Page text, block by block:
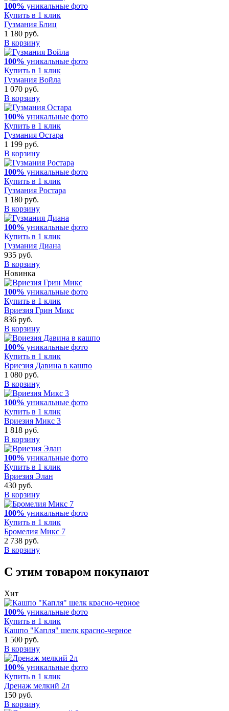
100% уникальные фото
Купить в 1 клик
Гузмания Блиц
1 180 руб.
В корзину
100% уникальные фото
Купить в 1 клик
Гузмания Войла
1 070 руб.
В корзину
100% уникальные фото
Купить в 1 клик
Гузмания Остара
1 199 руб.
В корзину
100% уникальные фото
Купить в 1 клик
Гузмания Ростара
1 180 руб.
В корзину
100% уникальные фото
Купить в 1 клик
Гузмания Диана
935 руб.
В корзину
Новинка
100% уникальные фото
Купить в 1 клик
Вриезия Грин Микс
836 руб.
В корзину
100% уникальные фото
Купить в 1 клик
Вриезия Давина в кашпо
1 080 руб.
В корзину
100% уникальные фото
Купить в 1 клик
Вриезия Микс 3
1 818 руб.
В корзину
100% уникальные фото
Купить в 1 клик
Вриезия Элан
430 руб.
В корзину
100% уникальные фото
Купить в 1 клик
Бромелия Микс 7
2 738 руб.
В корзину
С этим товаром покупают
Хит
100% уникальные фото
Купить в 1 клик
Кашпо "Капля" шелк красно-черное
1 500 руб.
В корзину
100% уникальные фото
Купить в 1 клик
Дренаж мелкий 2л
150 руб.
В корзину